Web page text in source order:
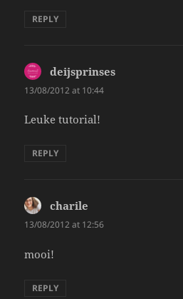
REPLY
deijsprinses
13/08/2012 at 10:44
Leuke tutorial!
REPLY
charile
13/08/2012 at 12:56
mooi!
REPLY